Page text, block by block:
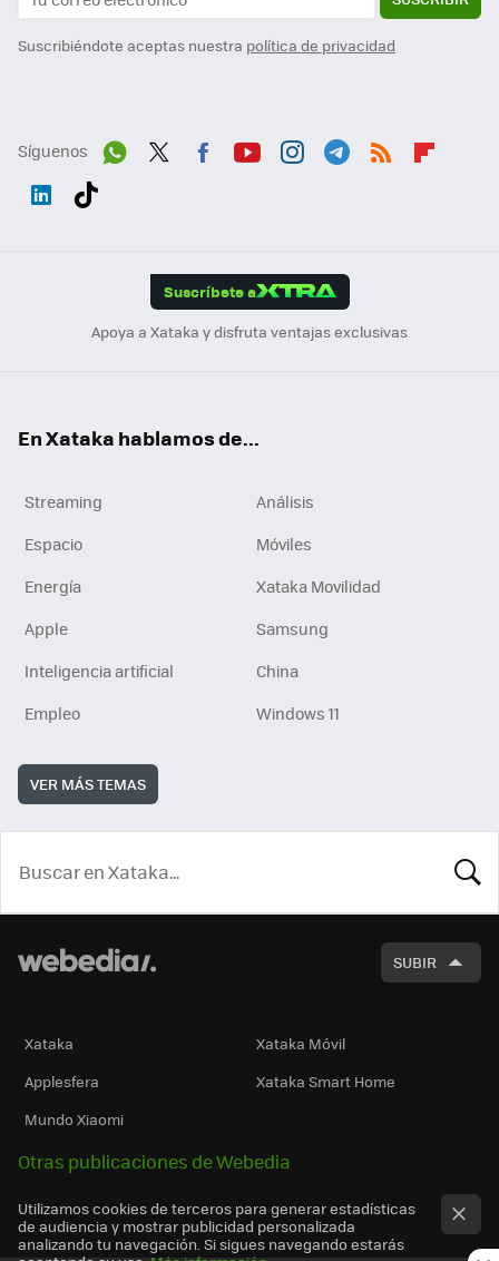
Suscribiéndote aceptas nuestra política de privacidad
Síguenos
Suscríbete a
Apoya a Xataka y disfruta ventajas exclusivas
En Xataka hablamos de...
Streaming
Análisis
Espacio
Móviles
Energía
Xataka Movilidad
Apple
Samsung
Inteligencia artificial
China
Empleo
Windows 11
VER MÁS TEMAS
SUBIR
Xataka
Xataka Móvil
Applesfera
Xataka Smart Home
Mundo Xiaomi
Otras publicaciones de Webedia
Utilizamos cookies de terceros para generar estadísticas
de audiencia y mostrar publicidad personalizada
analizando tu navegación. Si sigues navegando estarás